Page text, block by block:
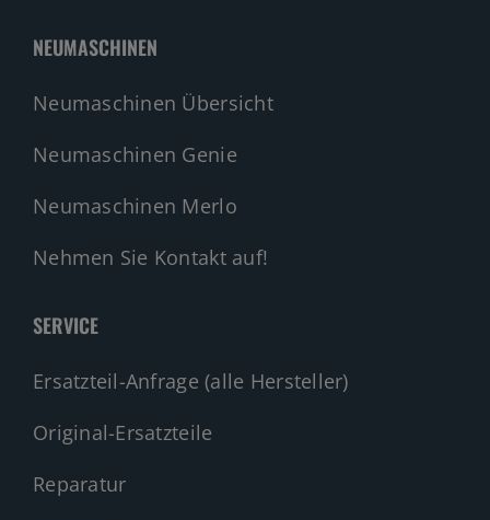
NEUMASCHINEN
Neumaschinen Übersicht
Neumaschinen Genie
Neumaschinen Merlo
Nehmen Sie Kontakt auf!
SERVICE
Ersatzteil-Anfrage (alle Hersteller)
Original-Ersatzteile
Reparatur